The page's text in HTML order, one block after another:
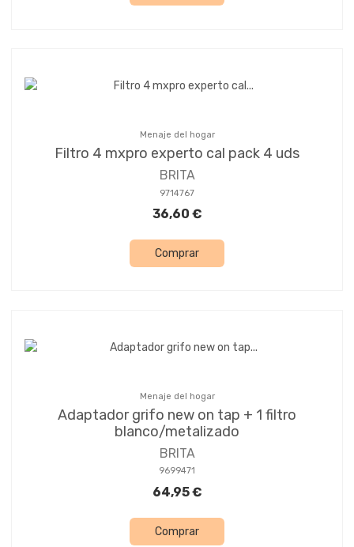
Menaje del hogar
Filtro 4 mxpro experto cal pack 4 uds
BRITA
9714767
36,60 €
Comprar
Menaje del hogar
Adaptador grifo new on tap + 1 filtro
blanco/metalizado
BRITA
9699471
64,95 €
Comprar